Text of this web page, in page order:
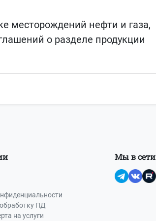
месторождений нефти и газа,
о разделе продукции
ПД
на услуги
Мы в сети